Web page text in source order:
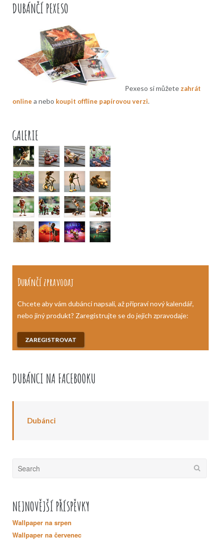
DUBÁNČÍ PEXESO
Pexeso si můžetezahrát
online a nebo koupit offline papírovou verzi.
GALERIE
Dubánčí zpravodaj
Chcete aby vám dubánci napsali, až připraví nový kalendář,
nebo jiný produkt? Zaregistrujte se do jejich zpravodaje:
ZAREGISTROVAT
DUBÁNCI NA FACEBOOKU
Dubánci
Search
NEJNOVĚJŠÍ PŘÍSPĚVKY
Wallpaper na srpen
Wallpaper na červenec